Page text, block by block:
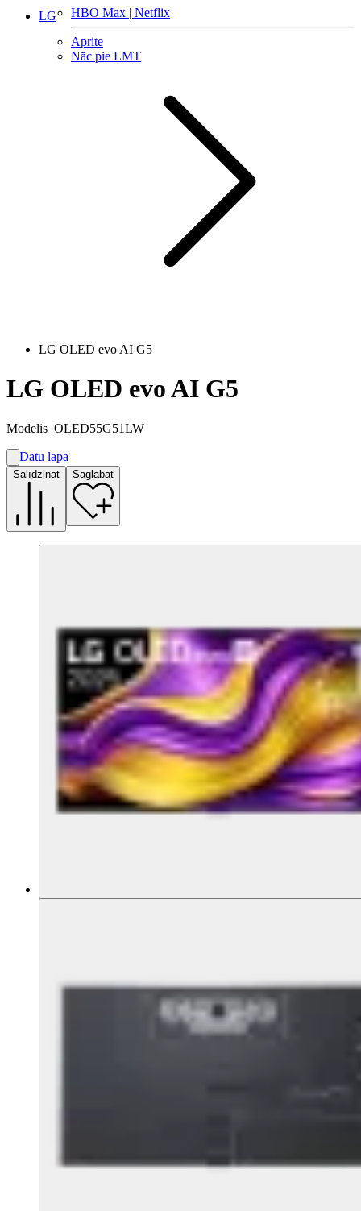
HBO Max | Netflix
Aprite
Nāc pie LMT
LG
LG OLED evo AI G5
LG OLED evo AI G5
Modelis OLED55G51LW
A
E
Datu lapa
Salīdzināt Saglabāt